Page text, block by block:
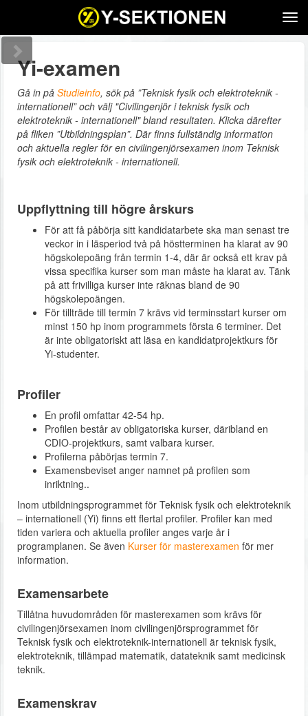
Yi-examen
Gå in på Studieinfo, sök på ”Teknisk fysik och elektroteknik -
internationell” och välj "Civilingenjör i teknisk fysik och
elektroteknik - internationell" bland resultaten. Klicka därefter
på fliken ”Utbildningsplan”. Där finns fullständig information
och aktuella regler för en civilingenjörsexamen inom Teknisk
fysik och elektroteknik - internationell.
Uppflyttning till högre årskurs
För att få påbörja sitt kandidatarbete ska man senast tre
veckor in i läsperiod två på höstterminen ha klarat av 90
högskolepoäng från termin 1-4, där är också ett krav på
vissa specifika kurser som man måste ha klarat av. Tänk
på att frivilliga kurser inte räknas bland de 90
högskolepoängen.
För tillträde till termin 7 krävs vid terminsstart kurser om
minst 150 hp inom programmets första 6 terminer. Det
är inte obligatoriskt att läsa en kandidatprojektkurs för
Yi-studenter.
Profiler
En profil omfattar 42-54 hp.
Profilen består av obligatoriska kurser, däribland en
CDIO-projektkurs, samt valbara kurser.
Profilerna påbörjas termin 7.
Examensbeviset anger namnet på profilen som
inriktning..
Inom utbildningsprogrammet för Teknisk fysik och elektroteknik
– internationell (Yi) finns ett flertal profiler. Profiler kan med
tiden variera och aktuella profiler anges varje år i
programplanen. Se även Kurser för masterexamen för mer
information.
Examensarbete
Tillåtna huvudområden för masterexamen som krävs för
civilingenjörsexamen inom civilingenjörsprogrammet för
Teknisk fysik och elektroteknik-internationell är teknisk fysik,
elektroteknik, tillämpad matematik, datateknik samt medicinsk
teknik.
Examenskrav